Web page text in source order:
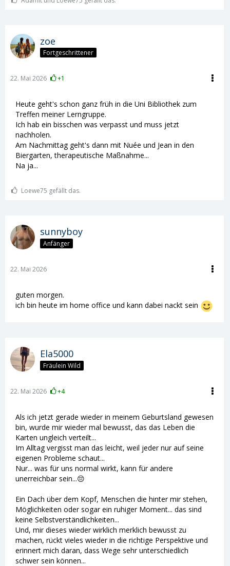
zoe
Fortgeschrittener
22. Mai 2026 +1
Heute geht's schon ganz früh in die Uni Bibliothek zum
Treffen meiner Lerngruppe.
Ich hab ein bisschen was verpasst und muss jetzt
nachholen.
Am Nachmittag geht's dann mit Nuée und Jean in den
Biergarten, therapeutische Maßnahme...
Na ja...
Loewe75 gefällt das.
sunnyboy
Anfänger
22. Mai 2026
guten morgen.
ich bin heute im home office und kann dabei nackt sein
Ela5000
Fräulein Wild
22. Mai 2026 +4
Als ich jetzt gerade wieder in meinem Geburtsland gewesen
bin, wurde mir wieder mal bewusst, das das Leben die
Karten ungleich verteilt...
Im Alltag vergisst man das leicht, weil jeder nur auf seine
eigenen Probleme schaut...
Nur... was für uns normal wirkt, kann für andere
unerreichbar sein...😔
Ein Dach über dem Kopf, Menschen die hinter mir stehen,
Möglichkeiten oder sogar ein ruhiger Moment... das sind
keine Selbstverständlichkeiten...
Und, mir dieses wieder wirklich merklich bewusst zu
machen, rückt vieles wieder in die richtige Perspektive und
erinnert mich daran, dass Wege sehr unterschiedlich
schwer sein können...